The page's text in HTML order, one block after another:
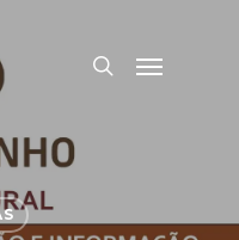
search
Menu